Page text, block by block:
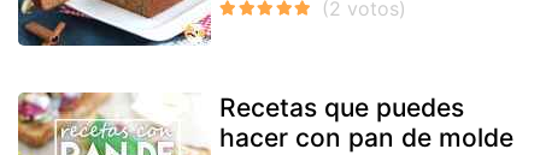
Recetas que puedes
hacer con pan de molde